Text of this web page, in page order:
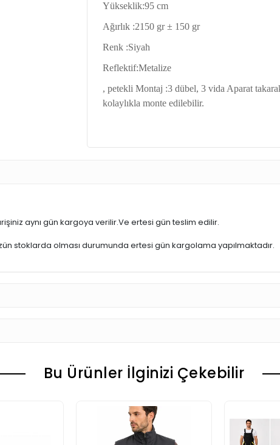
Yükseklik:95 cm
Ağırlık :2150 gr ± 150 gr
Renk :Siyah
Reflektif:Metalize
, petekli Montaj :3 dübel, 3 vida Aparat
kolaylıkla monte edilebilir.
aynı gün kargoya verilir.Ve ertesi gün teslim edilir.
stoklarda olması durumunda ertesi gün kargolama yapılmaktadır.
Bu Ürünler İlginizi Çekebilir